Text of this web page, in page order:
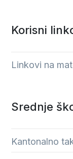
Korisni
Linkovi na
Srednje
Kantonalno